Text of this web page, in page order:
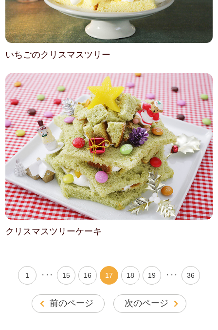
いちごのクリスマスツリー
クリスマスツリーケーキ
前のページ
1 ・・・ 15 16 17 18 19 ・・・ 36
次のページ